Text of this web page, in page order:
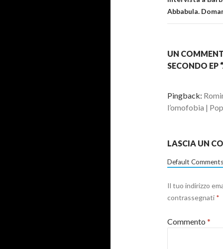
Abbabula.
UN
SECONDO EP
Pingback:
l’omofobia |
LASCIA UN
Default
Il tuo indirizzo
contrassegnati *
Commento *